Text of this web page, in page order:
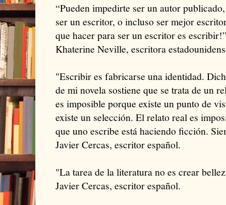
“Pueden impedirte ser un autor
ser un escritor, o incluso ser mejor
que hacer para ser un escritor es
Khaterine Neville, escritora
"Escribir es fabricarse una identidad.
de mi novela sostiene que se trata de un
es imposible porque existe un punto de
existe un selección. El relato real es
que uno escribe está haciendo ficción.
Javier Cercas, escritor español.
"La tarea de la literatura no es crear
Javier Cercas, escritor español.